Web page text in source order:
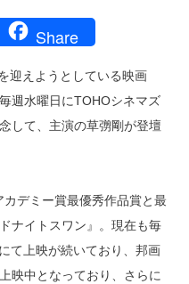
Share
迎えようとしている映画
週水曜日にTOHOシネマズ
して、主演の草彅剛が登壇
デミー賞最優秀作品賞と最
ナイトスワン』。現在も毎
て上映が続いており、邦画
映中となっており、さらに